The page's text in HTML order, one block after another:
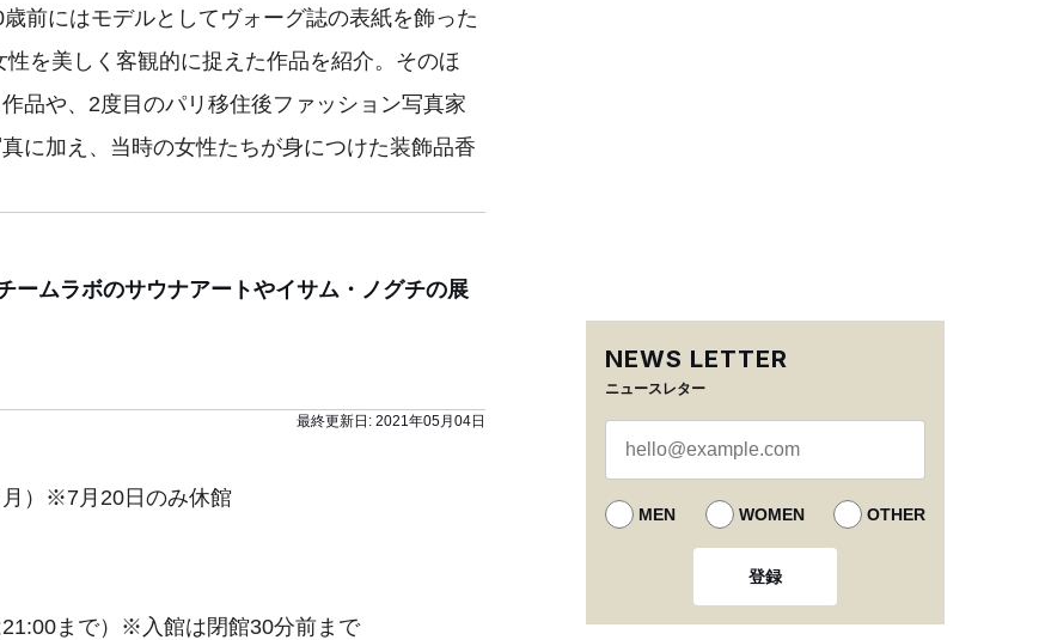
前にはモデルとしてヴォーグ誌の表紙を飾った
を美しく客観的に捉えた作品を紹介。そのほ
品や、2度目のパリ移住後ファッション写真家
に加え、当時の女性たちが身につけた装飾品香
ームラボのサウナアートやイサム・ノグチの展
最終更新日: 2021年05月04日
）※7月20日のみ休館
まで）※入館は閉館30分前まで
NEWS LETTER
ニュースレター
MEN WOMEN OTHER
登録